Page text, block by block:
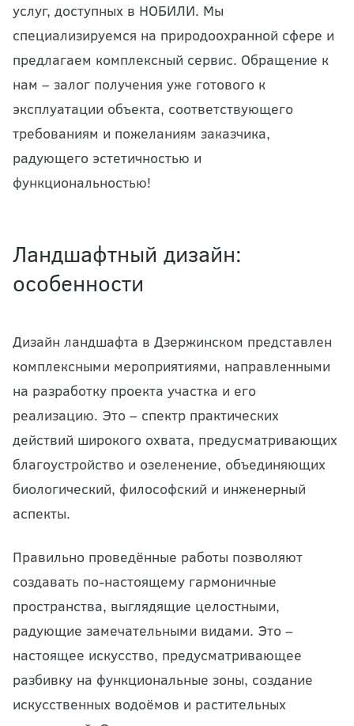
услуг, доступных в НОБИЛИ. Мы
специализируемся на природоохранной сфере и
предлагаем комплексный сервис. Обращение к
нам – залог получения уже готового к
эксплуатации объекта, соответствующего
требованиям и пожеланиям заказчика,
радующего эстетичностью и
функциональностью!
Ландшафтный дизайн:
особенности
Дизайн ландшафта в Дзержинском представлен
комплексными мероприятиями, направленными
на разработку проекта участка и его
реализацию. Это – спектр практических
действий широкого охвата, предусматривающих
благоустройство и озеленение, объединяющих
биологический, философский и инженерный
аспекты.
Правильно проведённые работы позволяют
создавать по-настоящему гармоничные
пространства, выглядящие целостными,
радующие замечательными видами. Это –
настоящее искусство, предусматривающее
разбивку на функциональные зоны, создание
искусственных водоёмов и растительных